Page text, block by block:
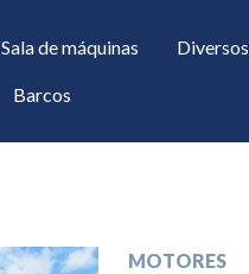
Sala de máquinas Diversos
Barcos
MOTORES